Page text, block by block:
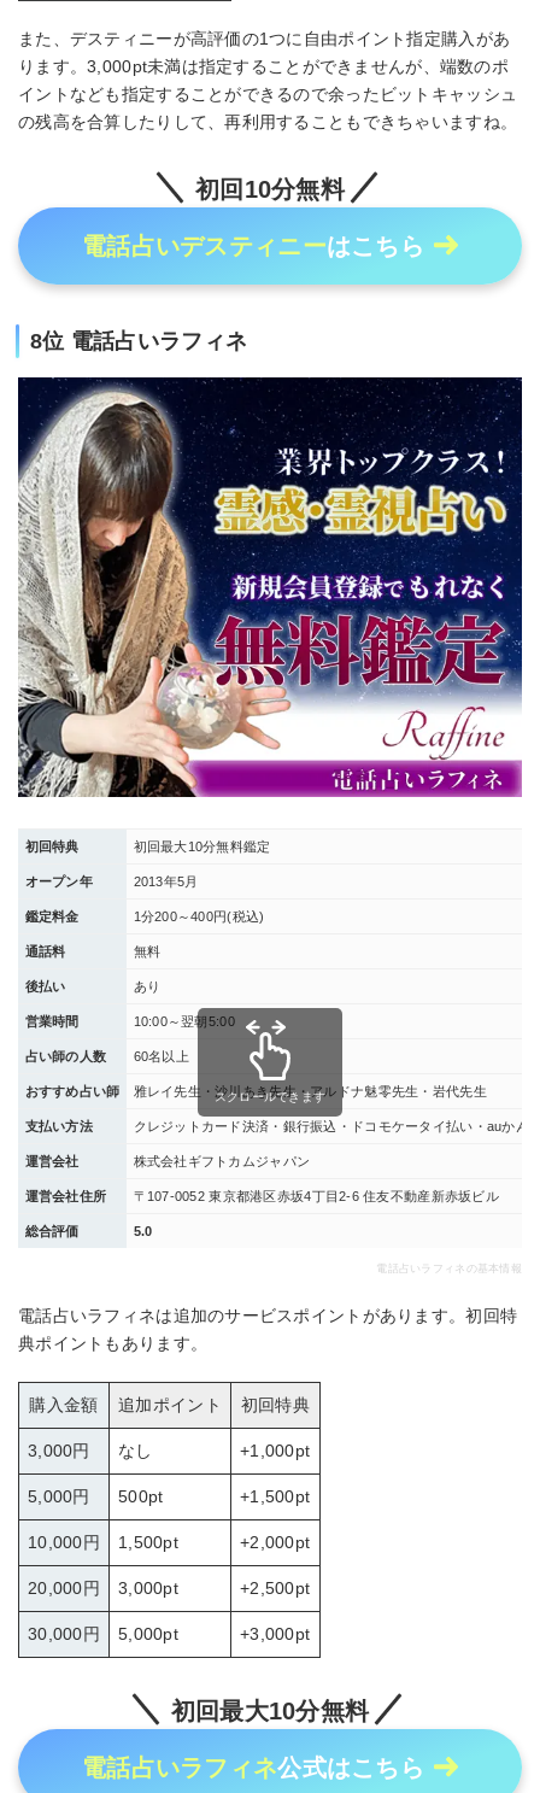
また、デスティニーが高評価の1つに自由ポイント指定購入があ
ります。3,000pt未満は指定することができませんが、端数のポ
イントなども指定することができるので余ったビットキャッシュ
の残高を合算したりして、再利用することもできちゃいますね。
初回10分無料
電話占いデスティニーはこちら
8位 電話占いラフィネ
初回特典 初回最大10分無料鑑定
オープン年 2013年5月
鑑定料金 1分200～400円(税込)
通話料 無料
後払い あり
営業時間 10:00～翌朝5:00
占い師の人数 60名以上
おすすめ占い師 雅レイ先生・沙川あき先生・アルドナ魅零先生・岩代先生
支払い方法 クレジットカード決済・銀行振込・ドコモケータイ払い・auか
運営会社 株式会社ギフトカムジャパン
運営会社住所 〒107-0052 東京都港区赤坂4丁目2-6 住友不動産新赤坂ビル
総合評価 5.0
スクロールできます
電話占いラフィネの基本情報
電話占いラフィネは追加のサービスポイントがあります。初回特
典ポイントもあります。
購入金額 追加ポイント 初回特典
3,000円 なし +1,000pt
5,000円 500pt +1,500pt
10,000円 1,500pt +2,000pt
20,000円 3,000pt +2,500pt
30,000円 5,000pt +3,000pt
初回最大10分無料
電話占いラフィネ公式はこちら